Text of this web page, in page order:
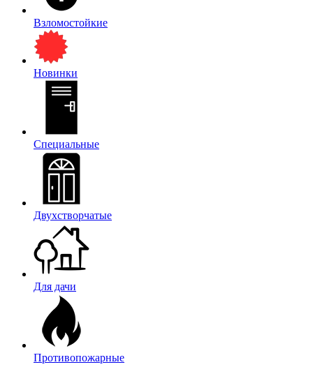
Взломостойкие
Новинки
Специальные
Двухстворчатые
Для дачи
Противопожарные